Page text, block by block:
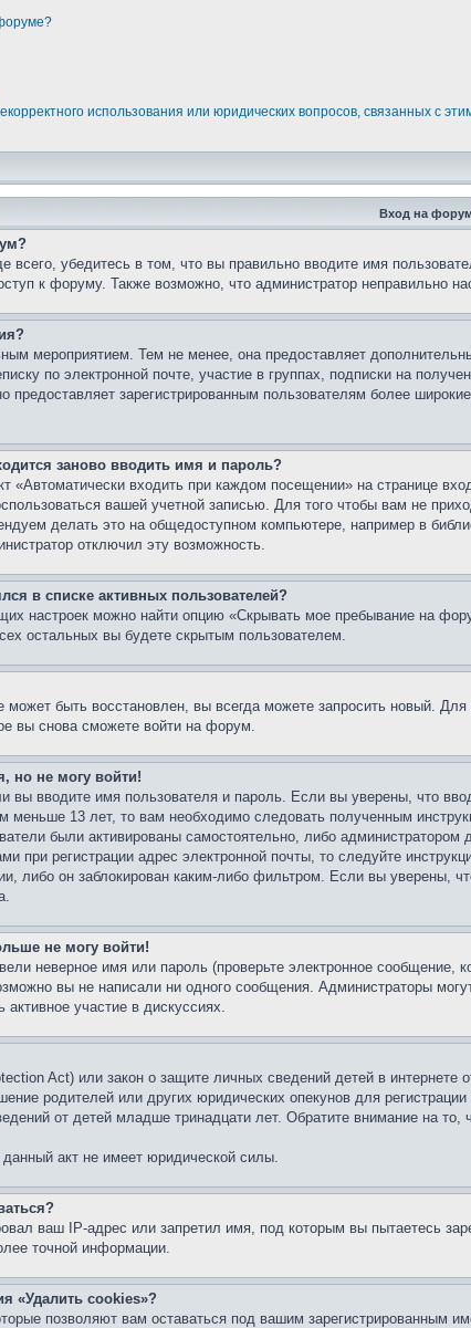
использования или юридических вопросов, связанных с
Вход на
всего, убедитесь в том, что вы правильно вводите имя
к форуму. Также возможно, что администратор неправильно
мероприятием. Тем не менее, она предоставляет
по электронной почте, участие в группах, подписки на
предоставляет зарегистрированным пользователям более
заново вводить имя и пароль?
«Автоматически входить при каждом посещении» на странице
вашей учетной записью. Для того чтобы вам не
делать это на общедоступном компьютере, например в
отключил эту возможность.
в списке активных пользователей?
настроек можно найти опцию «Скрывать мое пребывание на
остальных вы будете скрытым пользователем.
быть восстановлен, вы всегда можете запросить новый.
вы снова сможете войти на форум.
но не могу войти!
вы вводите имя пользователя и пароль. Если вы уверены, что
меньше 13 лет, то вам необходимо следовать полученным
были активированы самостоятельно, либо
при регистрации адрес электронной почты, то следуйте
либо он заблокирован каким-либо фильтром. Если вы уверены,
не могу войти!
неверное имя или пароль (проверьте электронное
вы не написали ни одного сообщения. Администраторы
активное участие в дискуссиях.
Act) или закон о защите личных сведений детей в
родителей или других юридических опекунов для
от детей младше тринадцати лет. Обратите внимание на
акт не имеет юридической силы.
ваш IP-адрес или запретил имя, под которым вы пытаетесь
точной информации.
«Удалить cookies»?
позволяют вам оставаться под вашим зарегистрированным